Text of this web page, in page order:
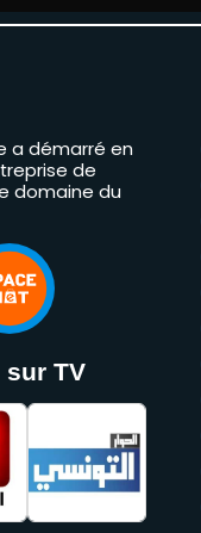
a démarré en
de
domaine du
sur TV